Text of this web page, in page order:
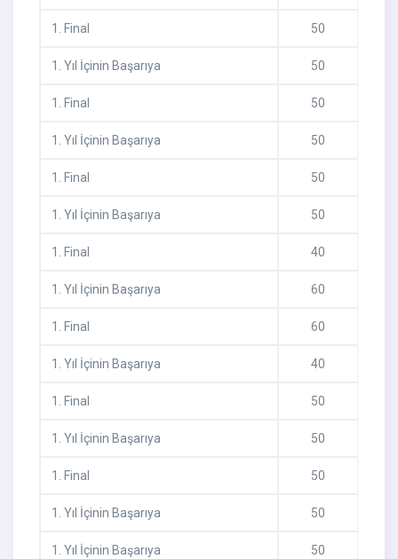
1 . Final 50
1 . Yıl İçinin Başarıya 50
1 . Final 50
1 . Yıl İçinin Başarıya 50
1 . Final 50
1 . Yıl İçinin Başarıya 50
1 . Final 40
1 . Yıl İçinin Başarıya 60
1 . Final 60
1 . Yıl İçinin Başarıya 40
1 . Final 50
1 . Yıl İçinin Başarıya 50
1 . Final 50
1 . Yıl İçinin Başarıya 50
1 . Yıl İçinin Başarıya 50